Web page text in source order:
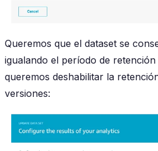
Queremos que el dataset se
igualando el período de
queremos deshabilitar la
versiones: